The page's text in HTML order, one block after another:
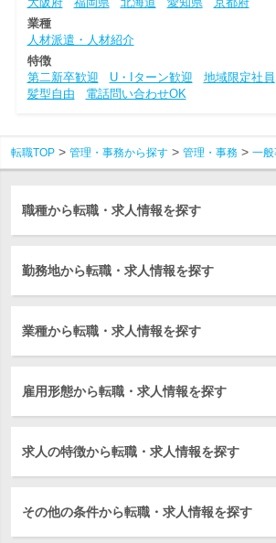
業種
人材派遣・人材紹介
特徴
第二新卒歓迎
U・Iターン歓迎 地域限定社員
髪型自由
電話問い合わせOK
転職TOP 管理・事務から探す 管理・事務 一
職種から転職・求人情報を探す
勤務地から転職・求人情報を探す
業種から転職・求人情報を探す
雇用形態から転職・求人情報を探す
求人の特徴から転職・求人情報を探す
その他の条件から転職・求人情報を探す